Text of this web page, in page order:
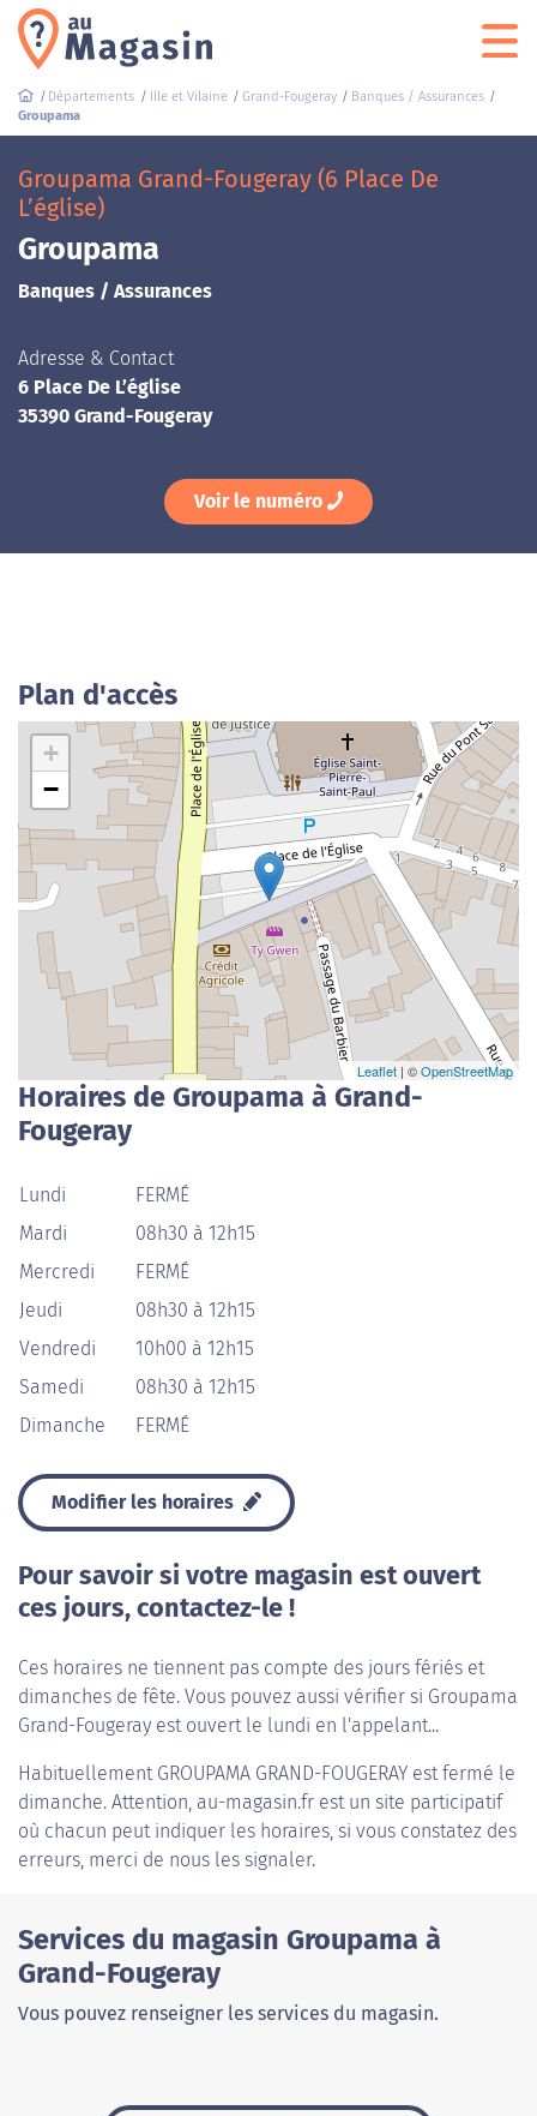
Départements Ille et Vilaine Grand-Fougeray
Banques / Assurances
Groupama
Groupama Grand-Fougeray (6 Place De
L’église)
Groupama
Banques / Assurances
Adresse & Contact
6 Place De L’église
35390 Grand-Fougeray
Voir le numéro
Plan d'accès
+
−
Leaflet | ©OpenStreetMap
Horaires de Groupama à Grand-
Fougeray
Lundi
FERMÉ
Mardi
08h30 à 12h15
Mercredi
FERMÉ
Jeudi
08h30 à 12h15
Vendredi
10h00 à 12h15
Samedi
08h30 à 12h15
Dimanche
FERMÉ
Modifier les horaires
Pour savoir si votre magasin est ouvert
ces jours, contactez-le !
Ces horaires ne tiennent pas compte des jours fériés et
dimanches de fête. Vous pouvez aussi vérifier si Groupama
Grand-Fougeray est ouvert le lundi en l'appelant...
Habituellement GROUPAMA GRAND-FOUGERAY est fermé le
dimanche. Attention, au-magasin.fr est un site participatif
où chacun peut indiquer les horaires, si vous constatez des
erreurs, merci de nous les signaler.
Services du magasin Groupama à
Grand-Fougeray
Vous pouvez renseigner les services du magasin.